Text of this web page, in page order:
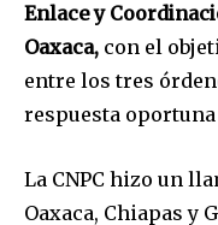
Acepto la Política de
Enlace y
Oaxaca, con el
entre los tres
respuesta
La CNPC hizo un
Oaxaca, Chiapas y